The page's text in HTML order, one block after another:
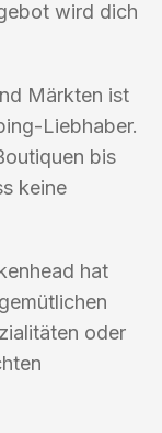
wird dich
Märkten ist
Liebhaber.
bis
keine
hat
oder